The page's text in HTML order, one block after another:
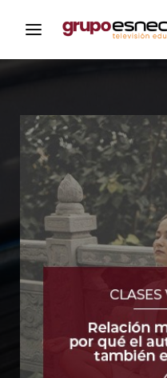
Iniciar
Para iniciar sesión
mismo usuario y
para acceder al
https://
Dirección de correo
Contraseña